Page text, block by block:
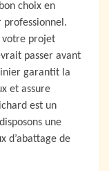
choix en
professionnel.
votre projet
passer avant
garantit la
et assure
est un
une
d’abattage de